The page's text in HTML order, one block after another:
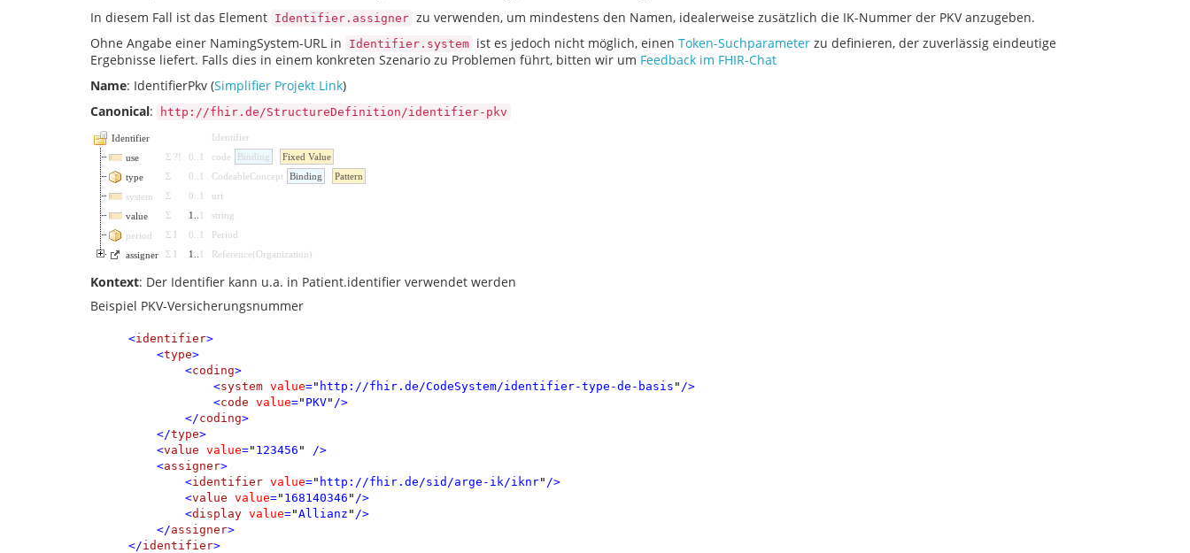
In diesem Fall ist das Element Identifier.assigner zu verwenden, um mindestens den Namen, idealerweise zusätzlich die IK-Nummer der PKV anzugeben.
Ohne Angabe einer NamingSystem-URL in
Identifier.system ist es jedoch nicht möglich, einen Token-Suchparameter zu definieren, der zuverlässig eindeutige
Ergebnisse liefert. Falls dies in einem konkreten Szenario zu Problemen führt, bitten wir um Feedback im FHIR-Chat
Name: IdentifierPkv (Simplifier Projekt Link)
Canonical: http://fhir.de/StructureDefinition/identifier-pkv
Identifier
Identifier
use
Σ ?! 0 1 code Binding
Fixed Value
type
Σ 0 1 CodeableConcept Binding
Pattern
system
Σ 0 1
uri
value
Σ 1 1
string
period
Σ I 0 1
Period
assigner
Σ I 1 1 Reference( Organization)
Kontext: Der Identifier kann u.a. in Patient.identifier verwendet werden
Beispiel PKV-Versicherungsnummer
<identifier>
<type>
<coding>
<system value=" http://fhir.de/CodeSystem/identifier-type-de-basis " />
<code value=" PKV" />
</coding>
</type>
<value value=" 123456 "
/>
<assigner>
<identifier value=" http://fhir.de/sid/arge-ik/iknr" />
<value value=" 168140346 " />
<display value="Allianz " />
</assigner>
</identifier>